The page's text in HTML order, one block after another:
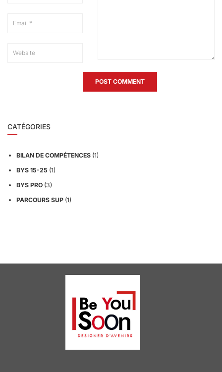
CATÉGORIES
BILAN DE COMPÉTENCES (1)
BYS 15-25 (1)
BYS PRO (3)
PARCOURS SUP (1)